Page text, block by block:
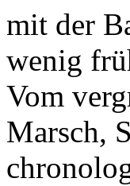
mit der
wenig
Vom
Marsch,